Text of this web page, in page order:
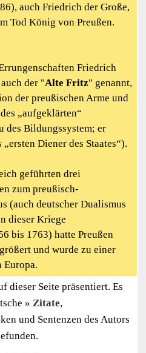
auch Friedrich der Große,
Tod König von Preußen.
Friedrich
der "Alte Fritz" genannt,
der preußischen Arme und
„aufgeklärten“
des Bildungssystem; er
Diener des Staates“).
geführten drei
zum preußisch-
(auch deutscher Dualismus
dieser Kriege
bis 1763) hatte Preußen
und wurde zu einer
dieser Seite präsentiert. Es
Zitate,
und Sentenzen des Autors